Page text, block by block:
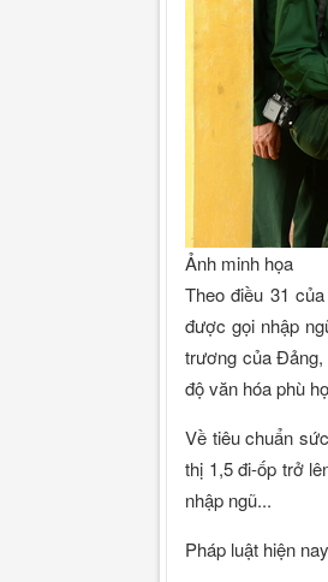
Ảnh minh họa
Theo điều 31
được gọi nhập
trương của
độ văn hóa phù
Về tiêu chuẩn
thị 1,5 đi-ốp trở
nhập ngũ...
Pháp luật hiện